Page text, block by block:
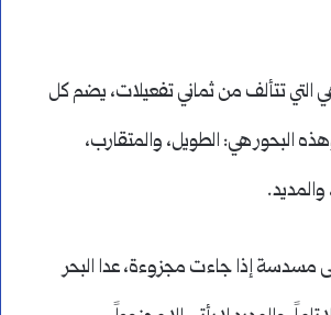
التي تتألف من ثماني تفعيلات، يضم كل
البحور هي: الطويل، والمتقارب،
مسدسة إذا جاءت مجزوءة، عدا البحر